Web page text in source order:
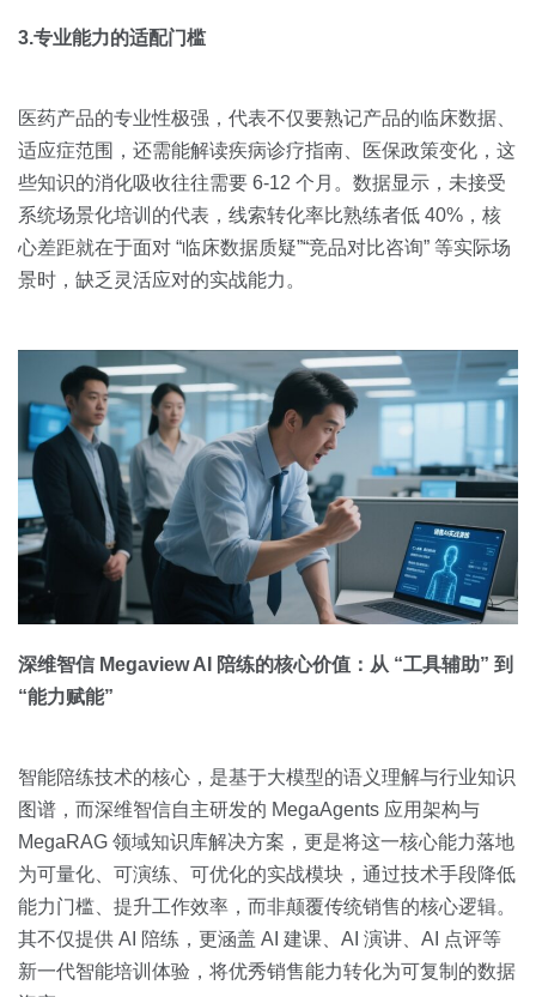
3.专业能力的适配门槛
医药产品的专业性极强，代表不仅要熟记产品的临床数据、
适应症范围，还需能解读疾病诊疗指南、医保政策变化，这
些知识的消化吸收往往需要 6-12 个月。数据显示，未接受
系统场景化培训的代表，线索转化率比熟练者低 40%，核
心差距就在于面对 “临床数据质疑”“竞品对比咨询” 等实际场
景时，缺乏灵活应对的实战能力。
深维智信 Megaview AI 陪练的核心价值：从 “工具辅助” 到
“能力赋能”
智能陪练技术的核心，是基于大模型的语义理解与行业知识
图谱，而深维智信自主研发的 MegaAgents 应用架构与
MegaRAG 领域知识库解决方案，更是将这一核心能力落地
为可量化、可演练、可优化的实战模块，通过技术手段降低
能力门槛、提升工作效率，而非颠覆传统销售的核心逻辑。
其不仅提供 AI 陪练，更涵盖 AI 建课、AI 演讲、AI 点评等
新一代智能培训体验，将优秀销售能力转化为可复制的数据